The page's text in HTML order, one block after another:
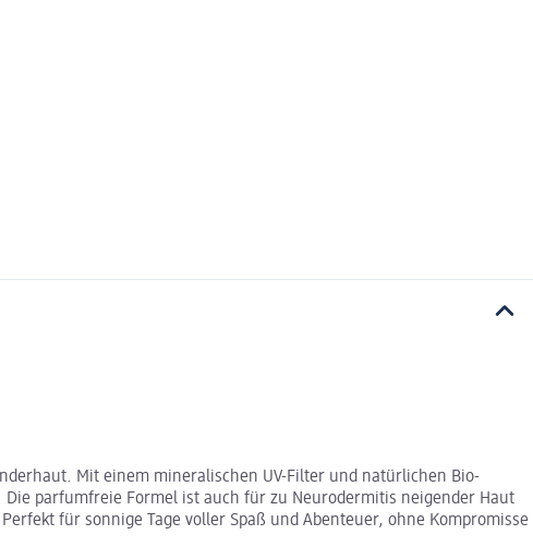
Mit einem mineralischen UV-Filter und natürlichen Bio-
parfumfreie Formel ist auch für zu Neurodermitis neigender Haut
für sonnige Tage voller Spaß und Abenteuer, ohne Kompromisse